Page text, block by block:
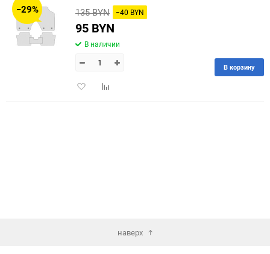
150
−29% 135 BYN −40 BYN
95 BYN
В наличии
ДобавитьДобавить
В корзину
наверх